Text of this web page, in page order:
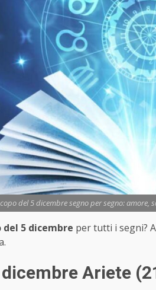
del 5 dicembre segno per segno: amore,
del 5 dicembre per tutti i segni?
Ariete